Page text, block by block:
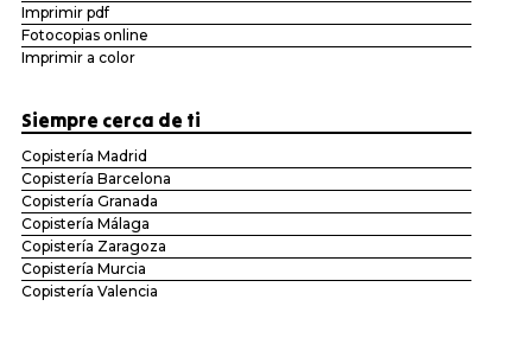
Imprimir pdf
Fotocopias online
Imprimir a color
Siempre cerca de ti
Copistería Madrid
Copistería Barcelona
Copistería Granada
Copistería Málaga
Copistería Zaragoza
Copistería Murcia
Copistería Valencia